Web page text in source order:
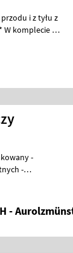
i z tyłu z
komplecie z
-
-